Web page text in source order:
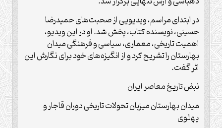
در ابتدای مراسم، ویدیویی از صحبت‌های حمیدرضا
حسینی، نویسنده کتاب، پخش شد. او در این ویدیو،
اهمیت تاریخی، معماری، سیاسی و فرهنگی میدان
بهارستان را تشریح کرد و از انگیزه‌های خود برای نگارش این
اثر گفت.
نبض تاریخ معاصر ایران
میدان بهارستان میزبان تحولات تاریخی دوران قاجار و
پهلوی